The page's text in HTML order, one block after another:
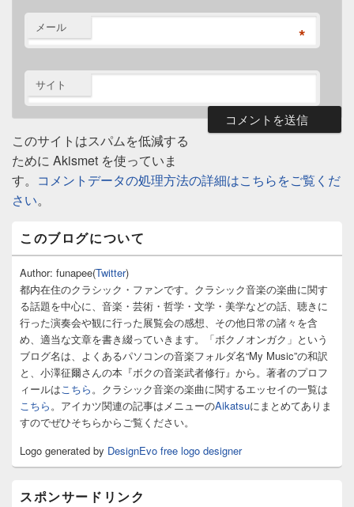
メール *
サイト
このサイトはスパムを低減する
ために Akismet を使っていま
す。 コメントデータの処理方法の詳細はこちらをご覧くだ
さい。
ン
サ
イ
バ
ー
ウ
ィ
ト
ア
このブログについて
Author: funapee(Twitter)
都内在住のクラシック・ファンです。クラシック音楽の楽曲に関す
る話題を中心に、音楽・芸術・哲学・文学・美学などの話、聴きに
行った演奏会や観に行った展覧会の感想、その他日常の諸々を含
め、適当な文章を書き綴っていきます。「ボクノオンガク」という
ブログ名は、よくあるパソコンの音楽フォルダ名“My Music”の和訳
と、小澤征爾さんの本『ボクの音楽武者修行』から。著者のプロフ
ィールはこちら。クラシック音楽の楽曲に関するエッセイの一覧は
こちら。アイカツ関連の記事はメニューのAikatsuにまとめてありま
すのでぜひそちらからご覧ください。
Logo generated by DesignEvo free logo designer
スポンサードリンク